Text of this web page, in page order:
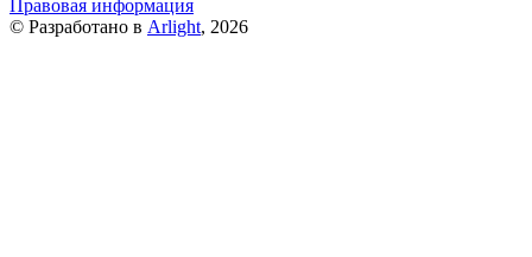
Правовая информация
© Разработано в Arlight, 2026